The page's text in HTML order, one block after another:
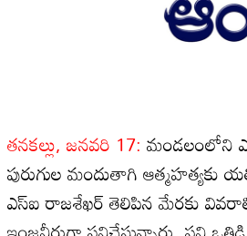
తనకల్లు, జనవరి 17: మండలంలోని
పురుగుల మందుతాగి
ఎస్‌ఐ రాజశేఖర్‌ తెలిపిన మేరకు